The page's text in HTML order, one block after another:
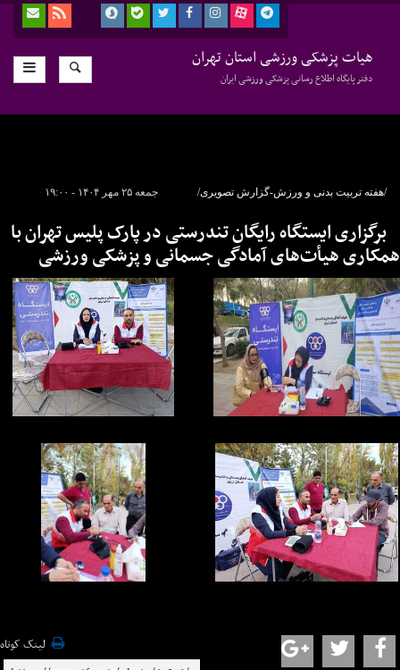
هیات پزشکی ورزشی استان تهران
دفتر پایگاه اطلاع رسانی پزشکی ورزشی ایران
جمعه ۲۵ مهر ۱۴۰۴ - ۱۹:۰۰ /هفته تربیت بدنی و ورزش-گزارش تصویری/
برگزاری ایستگاه رایگان تندرستی در پارک پلیس تهران با
همکاری هیأت‌های آمادگی جسمانی و پزشکی ورزشی
لینک کوتاه